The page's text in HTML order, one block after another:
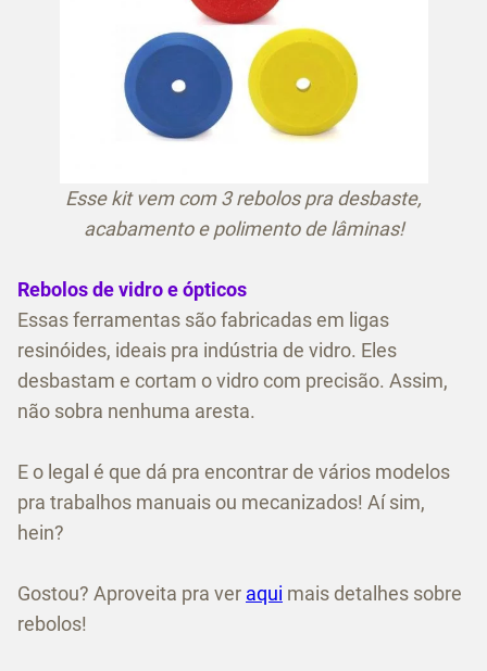
Esse kit vem com 3 rebolos pra desbaste,
acabamento e polimento de lâminas!
Rebolos de vidro e ópticos
Essas ferramentas são fabricadas em ligas
resinóides, ideais pra indústria de vidro. Eles
desbastam e cortam o vidro com precisão. Assim,
não sobra nenhuma aresta.
E o legal é que dá pra encontrar de vários modelos
pra trabalhos manuais ou mecanizados! Aí sim,
hein?
Gostou? Aproveita pra ver aqui mais detalhes sobre
rebolos!